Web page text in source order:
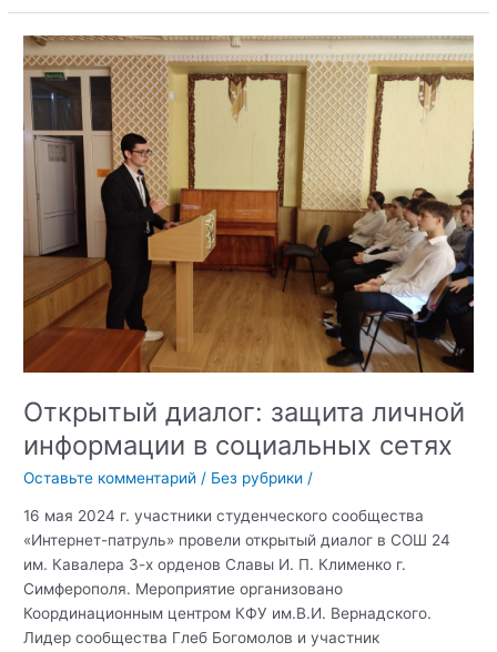
Угрозы,
вызовы
и
возможности
сфере
формирования
межкультурного
межнационального
диалога
студенческой
среде
Открытый диалог: защита личной
информации в социальных сетях
Оставьте комментарий / Без рубрики /
16 мая 2024 г. участники студенческого сообщества
«Интернет-патруль» провели открытый диалог в СОШ 24
им. Кавалера 3-х орденов Славы И. П. Клименко г.
Симферополя. Мероприятие организовано
Координационным центром КФУ им.В.И. Вернадского.
Лидер сообщества Глеб Богомолов и участник